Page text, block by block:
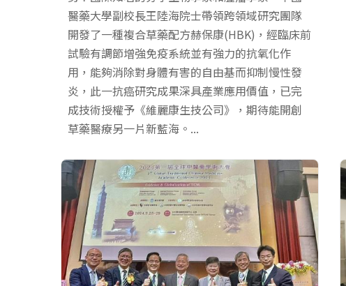
醫藥大學副校長王陸海院士帶領跨領域研究團隊
開發了一種複合草藥配方赫保康(HBK)，經臨床前
試驗有調節增強免疫系統並有強力的抗氧化作
用，能夠消除對身體有害的自由基而抑制慢性發
炎，此一抗癌研究成果深具產業應用價值，已完
成技術授權予《維麗康生技公司》，期待能開創
草藥醫療另一片新藍海。...